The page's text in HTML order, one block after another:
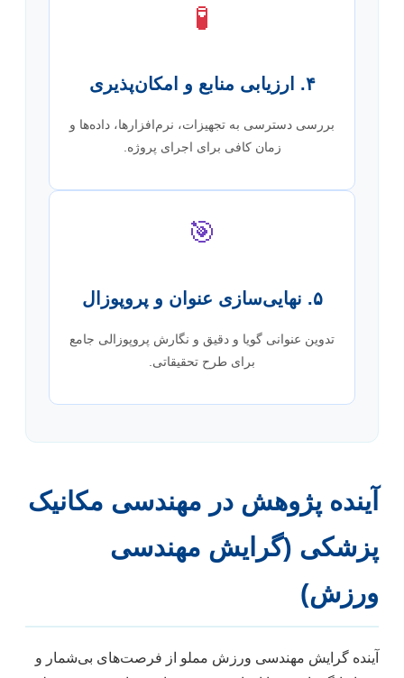
🧪
۴. ارزیابی منابع و امکان‌پذیری
بررسی دسترسی به تجهیزات، نرم‌افزارها، داده‌ها و
زمان کافی برای اجرای پروژه.
🎯
۵. نهایی‌سازی عنوان و پروپوزال
تدوین عنوانی گویا و دقیق و نگارش پروپوزالی جامع
برای طرح تحقیقاتی.
آینده پژوهش در مهندسی مکانیک
پزشکی (گرایش مهندسی
ورزش)
آینده گرایش مهندسی ورزش مملو از فرصت‌های بی‌شمار و